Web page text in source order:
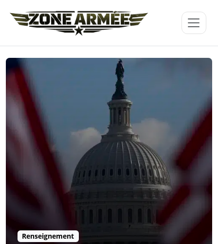
Renseignement